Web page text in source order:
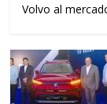
Volvo al